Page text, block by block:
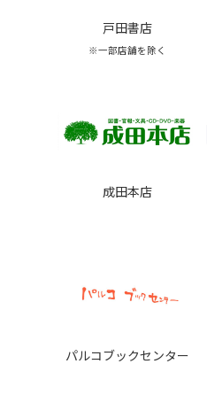
戸田書店
※一部店舗を除く
成田本店
パルコブックセンター